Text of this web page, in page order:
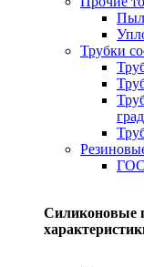
Трубки
Силиконовые